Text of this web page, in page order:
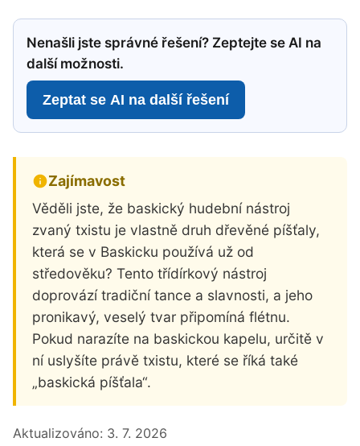
Nenašli jste správné řešení? Zeptejte se AI na
další možnosti.
Zeptat se AI na další řešení
Zajímavost
Věděli jste, že baskický hudební nástroj
zvaný txistu je vlastně druh dřevěné píšťaly,
která se v Baskicku používá už od
středověku? Tento třídírkový nástroj
doprovází tradiční tance a slavnosti, a jeho
pronikavý, veselý tvar připomíná flétnu.
Pokud narazíte na baskickou kapelu, určitě v
ní uslyšíte právě txistu, které se říká také
„baskická píšťala“.
Aktualizováno: 3. 7. 2026